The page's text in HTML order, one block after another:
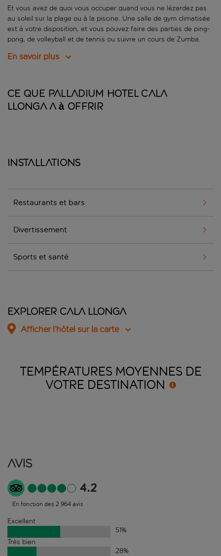
Et vous avez de quoi vous occuper quand vous ne lézardez pas
au soleil sur la plage ou à la piscine. Une salle de gym climatisée
est à votre disposition, et vous pouvez faire des parties de ping-
pong, de volleyball et de tennis ou suivre un cours de Zumba.
En savoir plus
Ce que Palladium Hotel Cala
Llonga a à offrir
Installations
Restaurants et bars
Divertissement
Sports et santé
Explorer Cala Llonga
Afficher l’hôtel sur la carte
TEMPÉRATURES MOYENNES DE
VOTRE DESTINATION
Avis
4.2
En fonction des 2 964 avis
Excellent
51%
Très bien
28%